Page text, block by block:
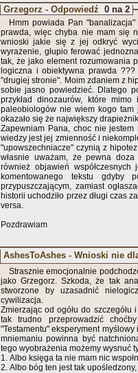
Grzegorz - Odpowiedź 0 na 2
Hmm powiada Pan
prawda, więc chyba nie mam się
wnioski jakie się z jej odkryć
wyrażenie, głupio ferować
tak, że jako element rozumowania
logiczna i obiektywna prawda ??? I to już jest manipulacja dokładnie taka sama jak zarzucana
"drugiej stronie". Moim zdaniem z
sobie jasno powiedzieć. Dlatego
przykład dinozaurów, które
paleobiologów nie wiem kogo tam
okazało się że największy
Zapewniam Pana, choc nie jestem
wiedzy jest jej zmienność i
"upowszechniacze" czynią z
własnie uważam, że pewna
również objawień współczesnych jej badaczy. Nic bym nie
komentowanego tekstu gdyby
przypuszczającym, zamiast
historii uchodziło przez długi czas
versa.
Pozdrawiam
AshesToAshes - Wnioski nie
Strasznie emocjonalnie
jako Grzegorz. Szkoda, że tak
stworzone by uzasadnić
cywilizacja.
Zmierzając od ogółu do
tak trudno przeprowadzić
"Testamentu" eksperyment
mniemaniu powinna być
tego wyobrażenia możemy wysnuć
1. Albo księga ta nie mam nic
2. Albo bóg ten jest tak